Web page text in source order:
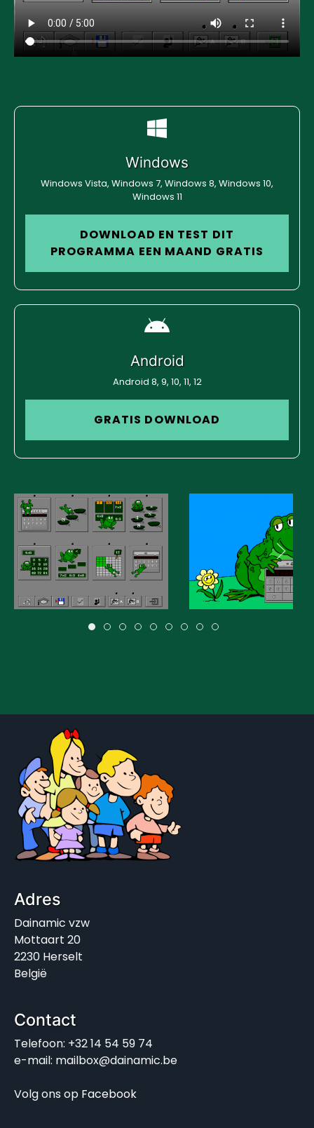
Windows
Windows Vista, Windows 7, Windows 8, Windows 10,
Windows 11
DOWNLOAD EN TEST DIT
PROGRAMMA EEN MAAND GRATIS
Android
Android 8, 9, 10, 11, 12
GRATIS DOWNLOAD
Adres
Dainamic vzw
Mottaart 20
2230 Herselt
België
Contact
Telefoon: +32 14 54 59 74
e-mail: mailbox@dainamic.be
Volg ons op Facebook